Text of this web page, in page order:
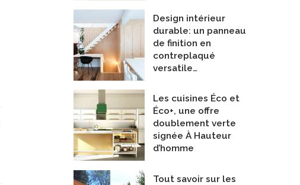
Design intérieur
durable: un panneau
de finition en
contreplaqué
versatile…
Les cuisines Éco et
Éco+, une offre
doublement verte
signée À Hauteur
d’homme
Tout savoir sur les